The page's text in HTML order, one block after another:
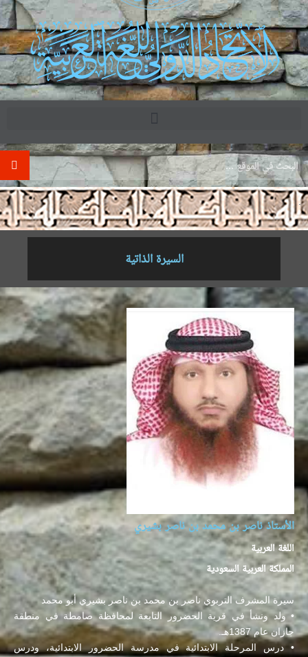
.
السيرة الذاتية
الأستاذ ناصر بن محمد بن ناصر بشيري
اللغة العربية
المملكة العربية السعودية
سيرة المشرف التربوي ناصر بن محمد بن ناصر بشيري أبو محمد
• ولد ونشأ في قرية الحضرور التابعة لمحافظة صامطة في منطقة
جازان عام 1387هـ.
• درس المرحلة الابتدائية في مدرسة الحضرور الابتدائية، ودرس